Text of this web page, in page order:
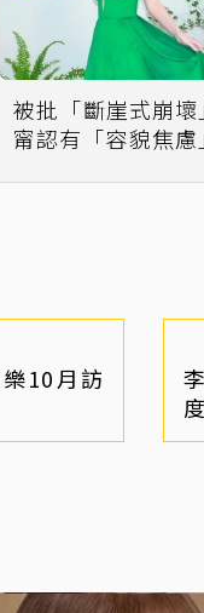
被批「斷崖式崩壞
甯認有「容貌焦慮
10月訪